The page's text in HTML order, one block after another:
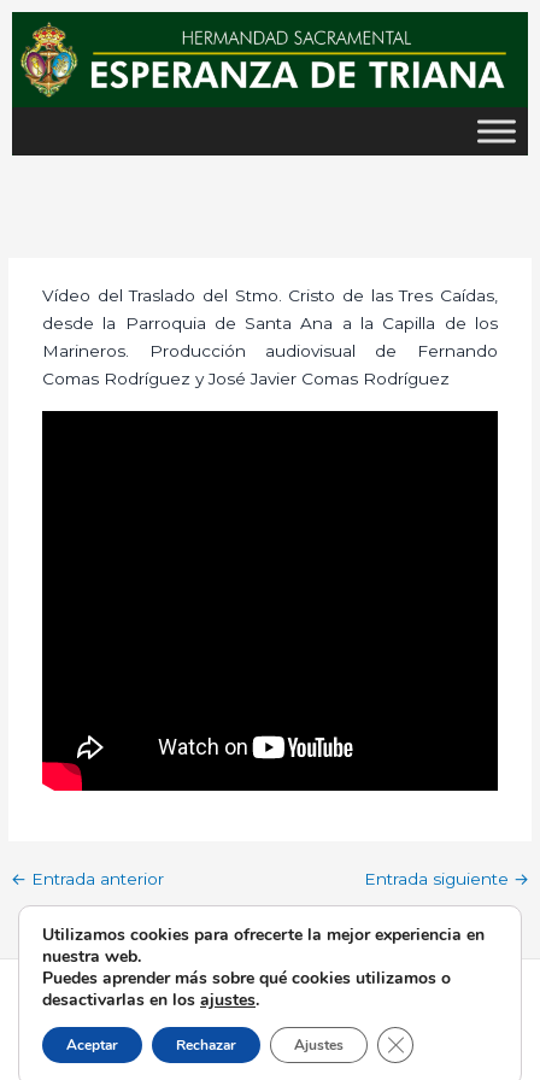
contenido
Vídeo del Traslado del Stmo. Cristo de las Tres Caídas,
desde la Parroquia de Santa Ana a la Capilla de los
Marineros. Producción audiovisual de Fernando
Comas Rodríguez y José Javier Comas Rodríguez
← Entrada anterior Entrada siguiente →
Todos los derechos © 2026 Esperanza de Triana | Funciona
gracias aTema Astra para WordPress
Utilizamos cookies para ofrecerte la mejor experiencia en
nuestra web.
Puedes aprender más sobre qué cookies utilizamos o
desactivarlas en los ajustes.
Aceptar Rechazar Ajustes Cerrar el banner